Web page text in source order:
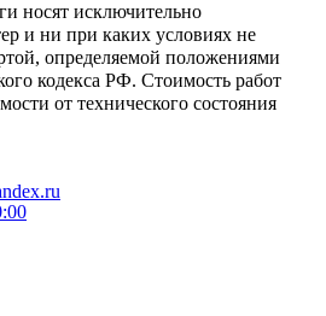
носят исключительно
и ни при каких условиях не
определяемой положениями
кодекса РФ. Стоимость работ
от технического состояния